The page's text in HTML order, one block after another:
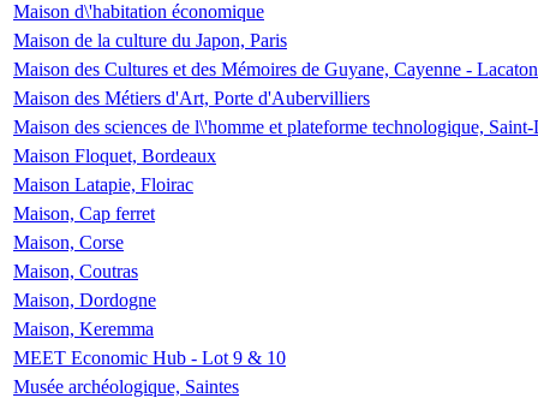
Maison d\'habitation économique
Maison de la culture du Japon, Paris
Maison des Cultures et des Mémoires de Guyane, Cayenne -
Maison des Métiers d'Art, Porte d'Aubervilliers
Maison des sciences de l\'homme et plateforme technologique,
Maison Floquet, Bordeaux
Maison Latapie, Floirac
Maison, Cap ferret
Maison, Corse
Maison, Coutras
Maison, Dordogne
Maison, Keremma
MEET Economic Hub - Lot 9 & 10
Musée archéologique, Saintes